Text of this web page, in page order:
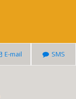
E-mail SMS